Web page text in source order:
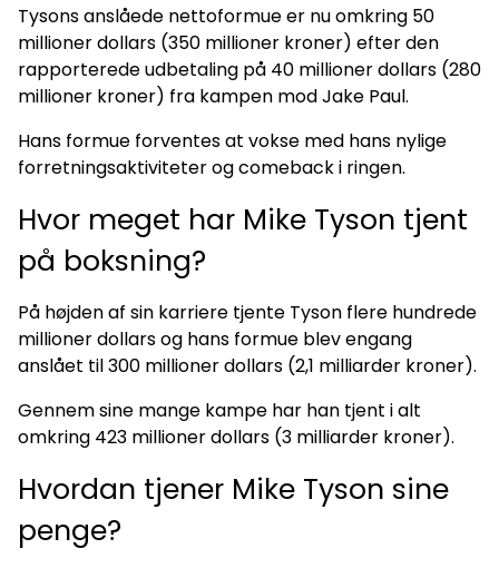
Tysons anslåede nettoformue er nu omkring 50
millioner dollars (350 millioner kroner) efter den
rapporterede udbetaling på 40 millioner dollars (280
millioner kroner) fra kampen mod Jake Paul.
Hans formue forventes at vokse med hans nylige
forretningsaktiviteter og comeback i ringen.
Hvor meget har Mike Tyson tjent
på boksning?
På højden af sin karriere tjente Tyson flere hundrede
millioner dollars og hans formue blev engang
anslået til 300 millioner dollars (2,1 milliarder kroner).
Gennem sine mange kampe har han tjent i alt
omkring 423 millioner dollars (3 milliarder kroner).
Hvordan tjener Mike Tyson sine
penge?